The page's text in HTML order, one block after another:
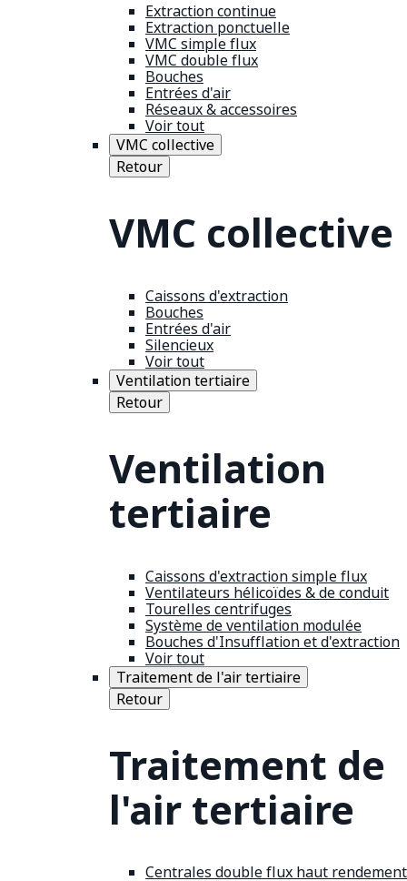
Extraction continue
Extraction ponctuelle
VMC simple flux
VMC double flux
Bouches
Entrées d'air
Réseaux & accessoires
Voir tout
VMC collective
Retour
VMC collective
Caissons d'extraction
Bouches
Entrées d'air
Silencieux
Voir tout
Ventilation tertiaire
Retour
Ventilation
tertiaire
Caissons d'extraction simple flux
Ventilateurs hélicoïdes & de conduit
Tourelles centrifuges
Système de ventilation modulée
Bouches d'Insufflation et d'extraction
Voir tout
Traitement de l'air tertiaire
Retour
Traitement de
l'air tertiaire
Centrales double flux haut rendement